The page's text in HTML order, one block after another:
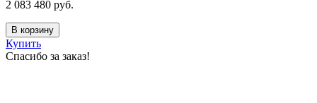
2 083 480 руб.
В корзину
Купить
Спасибо за заказ!